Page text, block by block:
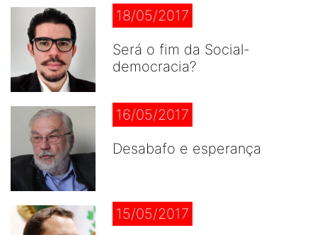
18/05/2017
Será o fim da Social-
democracia?
16/05/2017
Desabafo e esperança
15/05/2017